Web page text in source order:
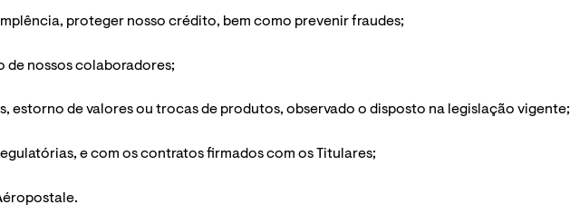
proteger nosso crédito, bem como prevenir fraudes;
de nossos colaboradores;
estorno de valores ou trocas de produtos, observado o disposto na legislação vigente;
e com os contratos firmados com os Titulares;